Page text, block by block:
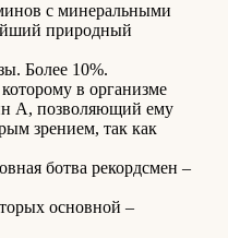
с минеральными
природный
Более 10%.
в организме
А, позволяющий ему
зрением, так как
ботва рекордсмен –
основной –